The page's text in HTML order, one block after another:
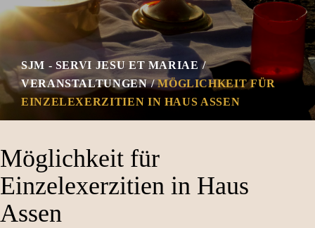
SJM - SERVI JESU ET MARIAE
VERANSTALTUNGEN
MÖGLICHKEIT FÜR
EINZELEXERZITIEN IN HAUS ASSEN
Möglichkeit für
Einzelexerzitien in Haus
Assen